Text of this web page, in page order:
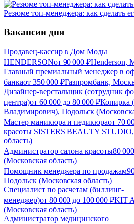
Резюме топ-менеджера: как сделать
Вакансии дня
Продавец-кассир в Дом Моды
HENDERSONот 90 000 ₽Henderson,
Главный премиальный менеджер в
банкаот 350 000 ₽Газпромбанк,
Дизайнер-верстальщик (сотрудник
центра)от 60 000 до 80 000 ₽Копирка
Владимирович), Подольск
Мастер маникюра и педикюраот 70
красоты SISTERS BEAUTY
область)
Администратор салона красоты80 000
(Московская область)
Помощник менеджера по продажам
Подольск (Московская область)
Специалист по расчетам (биллинг-
менеджер)от 80 000 до 100 000 ₽KIT
(Московская область)
Администратор медицинского